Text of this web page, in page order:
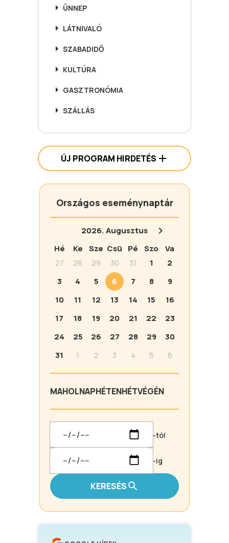
ÜNNEP
LÁTNIVALÓ
SZABADIDŐ
KULTÚRA
GASZTRONÓMIA
SZÁLLÁS
ÚJ PROGRAM HIRDETÉS
Országos eseménynaptár
2026.Augusztus
Hé
Ke Sze Csü Pé Szo
Va
27
28 29 30 31 1
2
3
4 5 6 7 8
9
10
11 12 13 14 15
16
17
18 19 20 21 22
23
24
25 26 27 28 29
30
31
1 2 3 4 5 6
MAHOLNAPHÉTENHÉTVÉGÉN
-tól
-ig
KERESÉS